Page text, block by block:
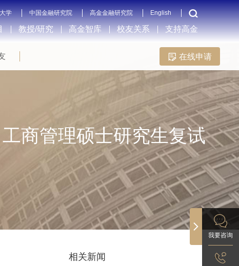
学 中国金融研究院 高金金融研究院 English
教授/研究 高金智库 校友关系 支持高金
在线申请
商管理硕士研究生复试
相关新闻 +
我要咨询